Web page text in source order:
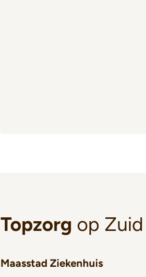
Topzorg op Zuid
Maasstad Ziekenhuis